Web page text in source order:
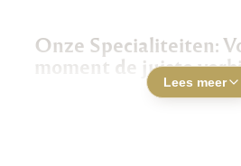
Onze Specialiteiten:
moment de juiste
Luxe Borrelboxen &
Lees meer